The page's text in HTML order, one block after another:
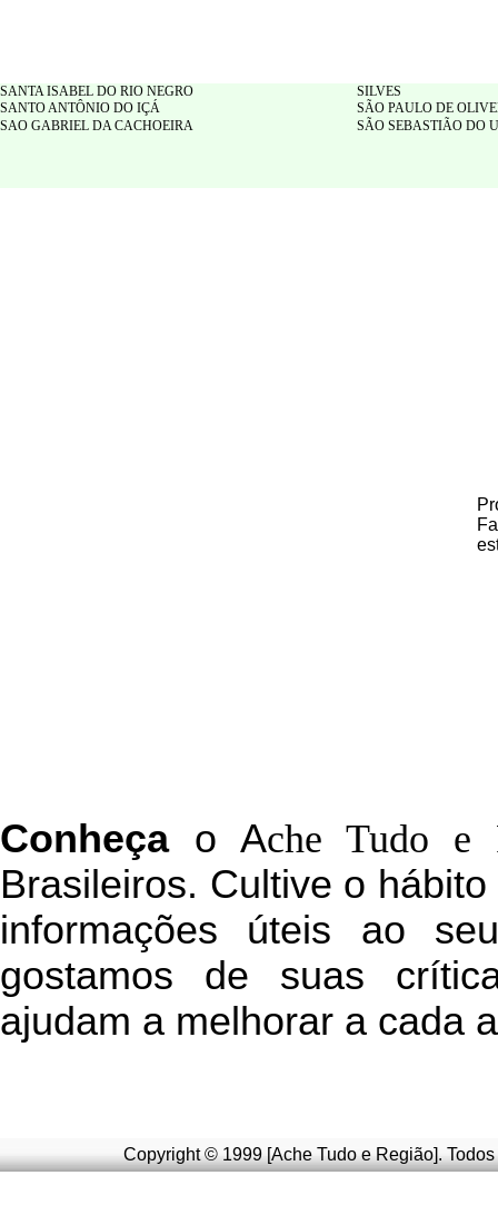
SANTA ISABEL DO RIO NEGRO
SILVES
SANTO ANTÔNIO DO IÇÁ
SÃO PAULO DE
SAO GABRIEL DA CACHOEIRA
SÃO SEBASTIÃO DO
Conheçao Ache Tudo e
Brasileiros. Cultive o
informações úteis ao
gostamos de suas
ajudam a melhorar a cada
Copyright © 1999 [Ache Tudo e Região].